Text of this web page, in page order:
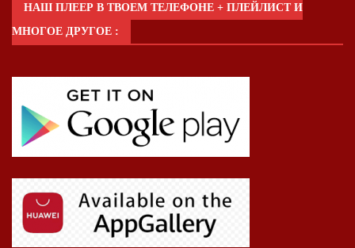
НАШ ПЛЕЕР В ТВОЕМ ТЕЛЕФОНЕ + ПЛЕЙЛИСТ И
МНОГОЕ ДРУГОЕ :